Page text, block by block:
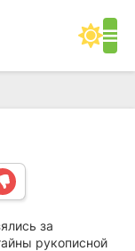
за
рукописной